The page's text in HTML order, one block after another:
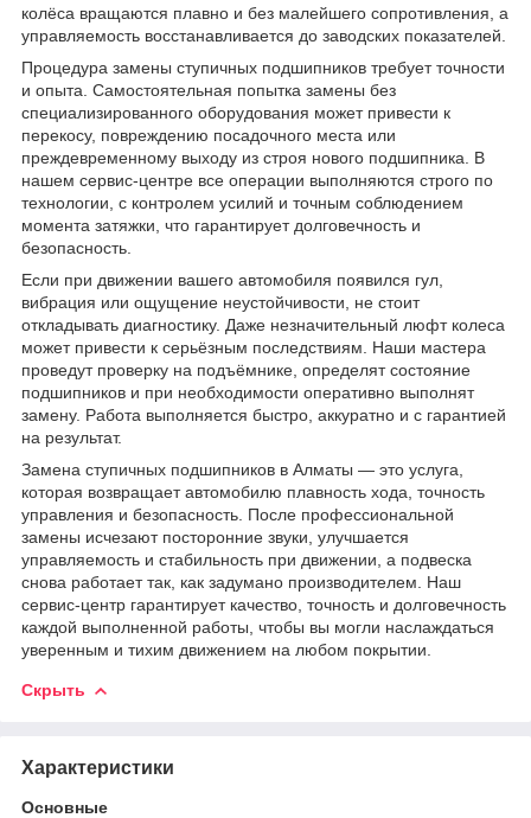
колёса вращаются плавно и без малейшего сопротивления, а
управляемость восстанавливается до заводских показателей.
Процедура замены ступичных подшипников требует точности
и опыта. Самостоятельная попытка замены без
специализированного оборудования может привести к
перекосу, повреждению посадочного места или
преждевременному выходу из строя нового подшипника. В
нашем сервис-центре все операции выполняются строго по
технологии, с контролем усилий и точным соблюдением
момента затяжки, что гарантирует долговечность и
безопасность.
Если при движении вашего автомобиля появился гул,
вибрация или ощущение неустойчивости, не стоит
откладывать диагностику. Даже незначительный люфт колеса
может привести к серьёзным последствиям. Наши мастера
проведут проверку на подъёмнике, определят состояние
подшипников и при необходимости оперативно выполнят
замену. Работа выполняется быстро, аккуратно и с гарантией
на результат.
Замена ступичных подшипников в Алматы — это услуга,
которая возвращает автомобилю плавность хода, точность
управления и безопасность. После профессиональной
замены исчезают посторонние звуки, улучшается
управляемость и стабильность при движении, а подвеска
снова работает так, как задумано производителем. Наш
сервис-центр гарантирует качество, точность и долговечность
каждой выполненной работы, чтобы вы могли наслаждаться
уверенным и тихим движением на любом покрытии.
Скрыть
Характеристики
Основные